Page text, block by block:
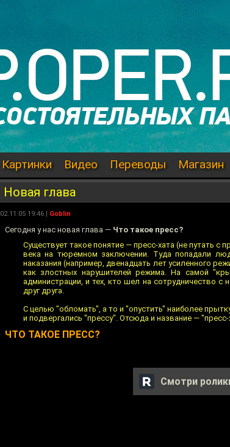
Картинки Видео Переводы Магазин
Новая глава
02.11.05 19:46 | Goblin
Сегодня у нас новая глава — Что такое пресс?
Существует такое понятие — пресс-хата (не путать
века на тюремном заключении. Туда попадали
наказания (например, двенадцать лет усиленного
как злостных нарушителей режима. На самой
администрации, и тех, кто шел на сотрудничество
друг друга.
С целью "обломать", а то и "опустить" наиболее
и подвергались "прессу". Отсюда и название — "пресс-
ЧТО ТАКОЕ ПРЕСС?
Смотри